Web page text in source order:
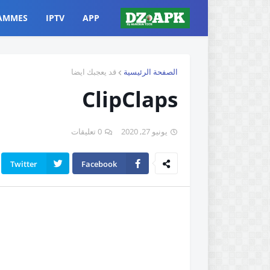
APP
IPTV
الصفحة الرئيسية قد يعجبك ايضا
ClipClaps
يونيو 27, 2020 0 تعليقات
Facebook
Twitter